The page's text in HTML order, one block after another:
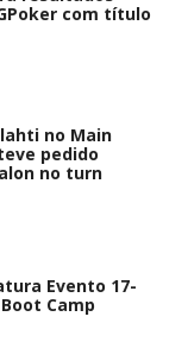
com título
no Main
pedido
no turn
Evento 17-
Camp